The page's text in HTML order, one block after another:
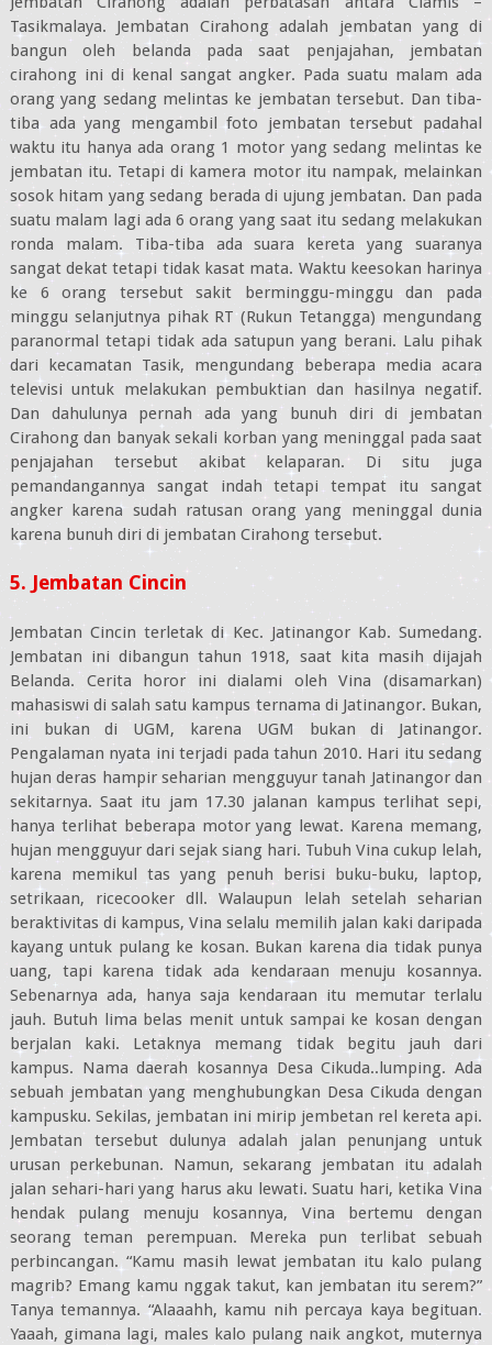
Tasikmalaya. Jembatan Cirahong adalah jembatan yang di
bangun oleh belanda pada saat penjajahan, jembatan
cirahong ini di kenal sangat angker. Pada suatu malam ada
orang yang sedang melintas ke jembatan tersebut. Dan tiba-
tiba ada yang mengambil foto jembatan tersebut padahal
waktu itu hanya ada orang 1 motor yang sedang melintas ke
jembatan itu. Tetapi di kamera motor itu nampak, melainkan
sosok hitam yang sedang berada di ujung jembatan. Dan pada
suatu malam lagi ada 6 orang yang saat itu sedang melakukan
ronda malam. Tiba-tiba ada suara kereta yang suaranya
sangat dekat tetapi tidak kasat mata. Waktu keesokan harinya
ke 6 orang tersebut sakit berminggu-minggu dan pada
minggu selanjutnya pihak RT (Rukun Tetangga) mengundang
paranormal tetapi tidak ada satupun yang berani. Lalu pihak
dari kecamatan Tasik, mengundang beberapa media acara
televisi untuk melakukan pembuktian dan hasilnya negatif.
Dan dahulunya pernah ada yang bunuh diri di jembatan
Cirahong dan banyak sekali korban yang meninggal pada saat
penjajahan tersebut akibat kelaparan. Di situ juga
pemandangannya sangat indah tetapi tempat itu sangat
angker karena sudah ratusan orang yang meninggal dunia
karena bunuh diri di jembatan Cirahong tersebut.
5. Jembatan Cincin
Jembatan Cincin terletak di Kec. Jatinangor Kab. Sumedang.
Jembatan ini dibangun tahun 1918, saat kita masih dijajah
Belanda. Cerita horor ini dialami oleh Vina (disamarkan)
mahasiswi di salah satu kampus ternama di Jatinangor. Bukan,
ini bukan di UGM, karena UGM bukan di Jatinangor.
Pengalaman nyata ini terjadi pada tahun 2010. Hari itu sedang
hujan deras hampir seharian mengguyur tanah Jatinangor dan
sekitarnya. Saat itu jam 17.30 jalanan kampus terlihat sepi,
hanya terlihat beberapa motor yang lewat. Karena memang,
hujan mengguyur dari sejak siang hari. Tubuh Vina cukup lelah,
karena memikul tas yang penuh berisi buku-buku, laptop,
setrikaan, ricecooker dll. Walaupun lelah setelah seharian
beraktivitas di kampus, Vina selalu memilih jalan kaki daripada
kayang untuk pulang ke kosan. Bukan karena dia tidak punya
uang, tapi karena tidak ada kendaraan menuju kosannya.
Sebenarnya ada, hanya saja kendaraan itu memutar terlalu
jauh. Butuh lima belas menit untuk sampai ke kosan dengan
berjalan kaki. Letaknya memang tidak begitu jauh dari
kampus. Nama daerah kosannya Desa Cikuda..lumping. Ada
sebuah jembatan yang menghubungkan Desa Cikuda dengan
kampusku. Sekilas, jembatan ini mirip jembetan rel kereta api.
Jembatan tersebut dulunya adalah jalan penunjang untuk
urusan perkebunan. Namun, sekarang jembatan itu adalah
jalan sehari-hari yang harus aku lewati. Suatu hari, ketika Vina
hendak pulang menuju kosannya, Vina bertemu dengan
seorang teman perempuan. Mereka pun terlibat sebuah
perbincangan. “Kamu masih lewat jembatan itu kalo pulang
magrib? Emang kamu nggak takut, kan jembatan itu serem?”
Tanya temannya. “Alaaahh, kamu nih percaya kaya begituan.
Yaaah, gimana lagi, males kalo pulang naik angkot, muternya